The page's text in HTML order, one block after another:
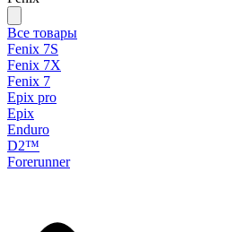
Все товары
Fenix 7S
Fenix 7X
Fenix 7
Epix pro
Epix
Enduro
D2™
Forerunner